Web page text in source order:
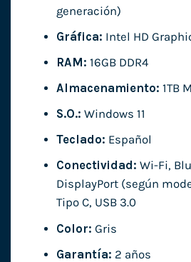
generación)
Gráfica: Intel HD
RAM: 16GB DDR4
Almacenamiento: 1TB
S.O.: Windows 11
Teclado: Español
Conectividad: Wi-Fi,
DisplayPort (según
Tipo C, USB 3.0
Color: Gris
Garantía: 2 años